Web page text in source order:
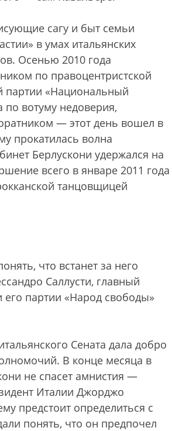
сагу и быт семьи
в умах итальянских
Осенью 2010 года
по правоцентристской
«Национальный
по вотуму недоверия,
— этот день вошел в
прокатилась волна
Берлускони удержался на
всего в январе 2011 года
танцовщицей
что встанет за него
Саллусти, главный
его партии «Народ свободы»
Сената дала добро
В конце месяца в
не спасет амнистия —
Италии Джорджо
предстоит определиться с
понять, что он предпочел